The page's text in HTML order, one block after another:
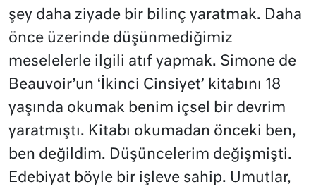
şey daha ziyade bir bilinç yaratmak. Daha
önce üzerinde düşünmediğimiz
meselelerle ilgili atıf yapmak. Simone de
Beauvoir’un ‘İkinci Cinsiyet’ kitabını 18
yaşında okumak benim içsel bir devrim
yaratmıştı. Kitabı okumadan önceki ben,
ben değildim. Düşüncelerim değişmişti.
Edebiyat böyle bir işleve sahip. Umutlar,